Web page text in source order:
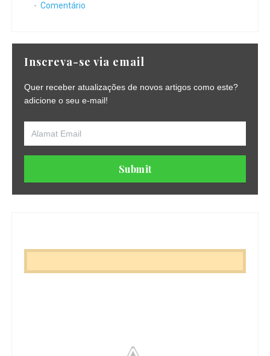
Comentário
Inscreva-se via email
Quer receber atualizações de novos artigos como este?
adicione o seu e-mail!